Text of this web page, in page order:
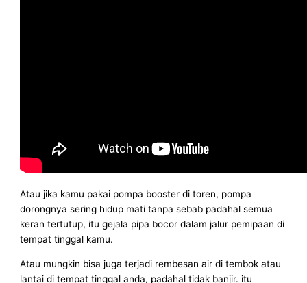
Atau jika kamu pakai pompa booster di toren, pompa
dorongnya sering hidup mati tanpa sebab padahal semua
keran tertutup, itu gejala pipa bocor dalam jalur pemipaan di
tempat tinggal kamu.
Atau mungkin bisa juga terjadi rembesan air di tembok atau
lantai di tempat tinggal anda, padahal tidak banjir. itu